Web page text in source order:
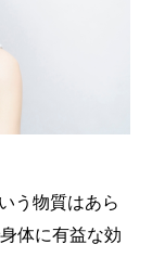
う物質はあら
体に有益な効